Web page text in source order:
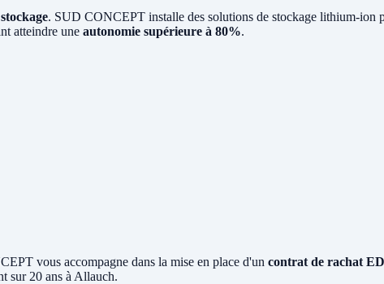
. SUD CONCEPT installe des solutions de stockage lithium-ion
atteindre une autonomie supérieure à 80%.
vous accompagne dans la mise en place d'un contrat de rachat
sur 20 ans à Allauch.